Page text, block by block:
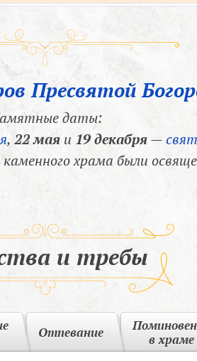
Пресвятой
даты:
, 22 маяи 19 декабря—
храма были
и требы
Отпевание
в храме